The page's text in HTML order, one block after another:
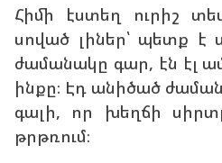
Հիմի էստեղ ուրիշ
սոված լիներ՝ պետք է
ժամանակը գար, էն էլ
ինքը։ Էդ անիծած
գալի, որ խեղճի
թրթռում։